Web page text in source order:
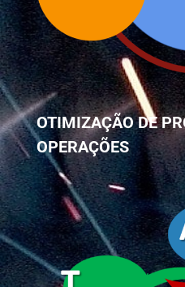
OTIMIZAÇÃO DE
OPERAÇÕES